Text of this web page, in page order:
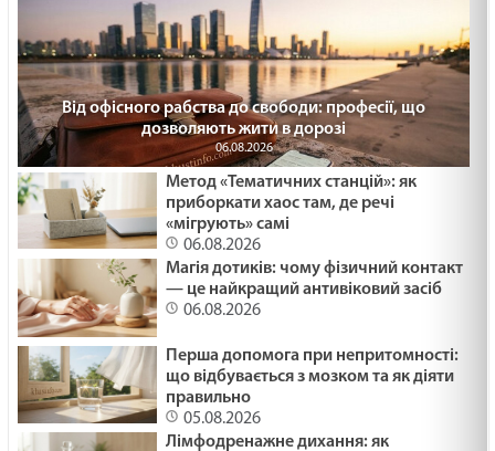
Від офісного рабства до свободи: професії, що
дозволяють жити в дорозі
06.08.2026
Метод «Тематичних станцій»: як
приборкати хаос там, де речі
«мігрують» самі
06.08.2026
Магія дотиків: чому фізичний контакт
— це найкращий антивіковий засіб
06.08.2026
Перша допомога при непритомності:
що відбувається з мозком та як діяти
правильно
05.08.2026
Лімфодренажне дихання: як